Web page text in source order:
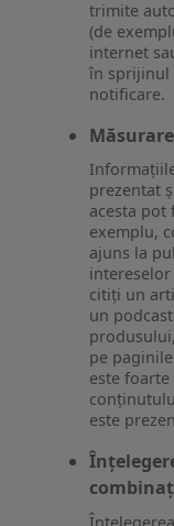
trimite
(de
internet
în sprijinul
notificare.
prezentat
acesta pot
exemplu,
ajuns la
citiți un
un
pe
este
este